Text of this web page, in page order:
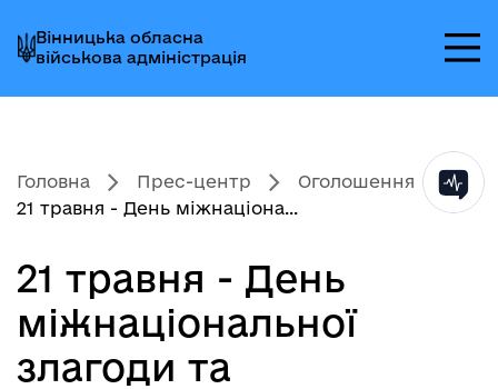
до
головного
меню
до
головного
вмісту
до
головного
колонтитула
Вінницька обласна
військова адміністрація
Головна Прес-центр
Оголошення
21 травня - День міжнаціона...
21 травня - День
міжнаціональної
злагоди та